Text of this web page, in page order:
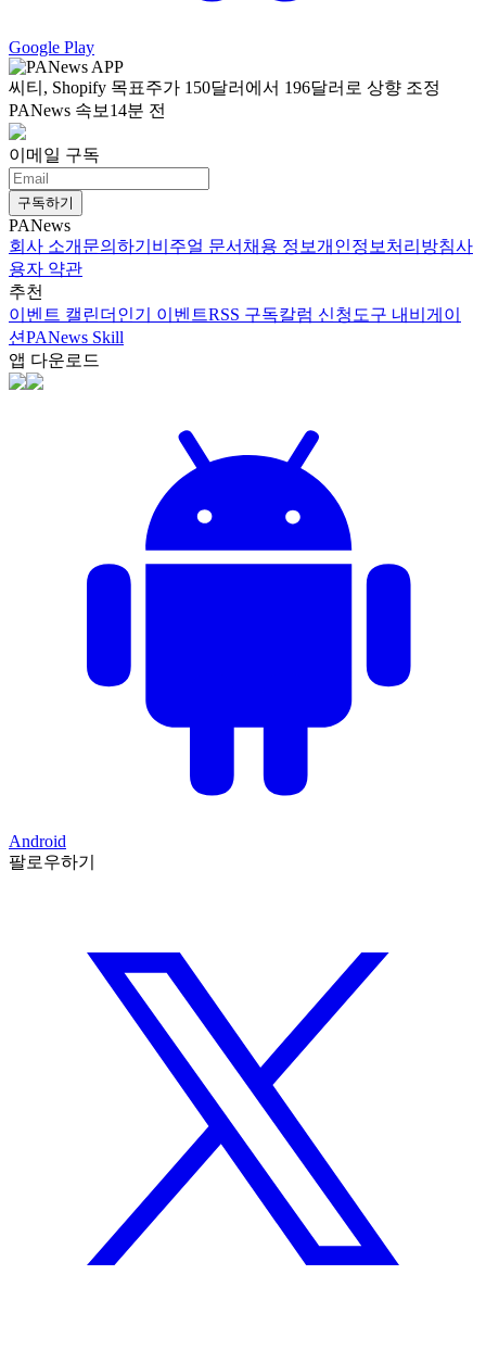
Google Play
씨티, Shopify 목표주가 150달러에서 196달러로 상향 조정
PANews 속보 14분 전
이메일 구독
구독하기
PANews
회사 소개 문의하기 비주얼 문서 채용 정보개인정보처리방침사
용자 약관
추천
이벤트 캘린더 인기 이벤트RSS 구독칼럼 신청 도구 내비게이
션PANews Skill
앱 다운로드
Android
팔로우하기